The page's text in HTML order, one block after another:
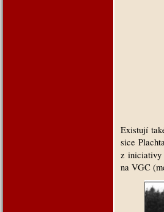
Existují
sice
z iniciativy
na VGC